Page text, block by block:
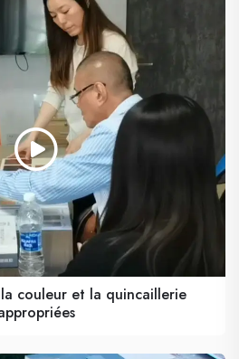
couleur et la quincaillerie